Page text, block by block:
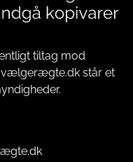
tiltag mod
står et